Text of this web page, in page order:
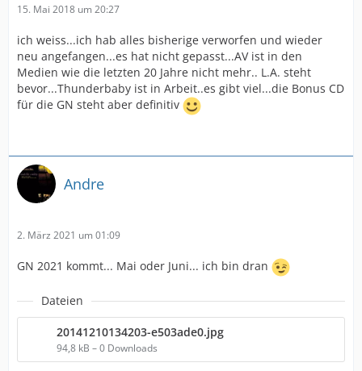
15. Mai 2018 um 20:27
ich weiss...ich hab alles bisherige verworfen und wieder
neu angefangen...es hat nicht gepasst...AV ist in den
Medien wie die letzten 20 Jahre nicht mehr.. L.A. steht
bevor...Thunderbaby ist in Arbeit..es gibt viel...die Bonus CD
für die GN steht aber definitiv
Andre
2. März 2021 um 01:09
GN 2021 kommt... Mai oder Juni... ich bin dran
Dateien
20141210134203-e503ade0.jpg
94,8 kB – 0 Downloads